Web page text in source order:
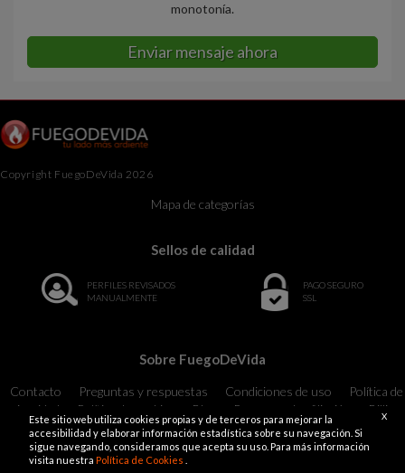
monotonía.
Enviar mensaje ahora
Copyright FuegoDeVida 2026
Mapa de categorías
Sellos de calidad
PERFILES REVISADOS
MANUALMENTE
PAGO SEGURO
SSL
Sobre FuegoDeVida
Contacto Preguntas y respuestas Condiciones de uso
Política de
privacidad
Política de cookies Blog Programa de afiliación
Billing
Support
18 U.S.C. 2257 Record-Keeping Requirements Compliance
Statement Exempt
Este sitio web utiliza cookies propias y de terceros para mejorar la
accesibilidad y elaborar información estadística sobre su navegación. Si
sigue navegando, consideramos que acepta su uso. Para más información
visita nuestra Política de Cookies
X